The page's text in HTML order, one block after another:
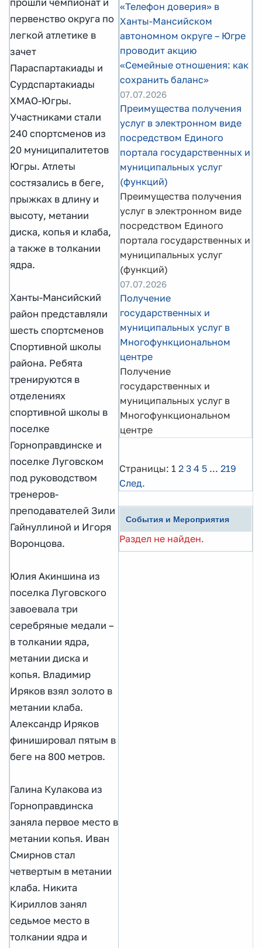
прошли чемпионат и
первенство округа по
легкой атлетике в
зачет
Параспартакиады и
Сурдспартакиады
ХМАО-Югры.
Участниками стали
240 спортсменов из
20 муниципалитетов
Югры. Атлеты
состязались в беге,
прыжках в длину и
высоту, метании
диска, копья и клаба,
а также в толкании
ядра.
Ханты-Мансийский
район представляли
шесть спортсменов
Спортивной школы
района. Ребята
тренируются в
отделениях
спортивной школы в
поселке
Горноправдинске и
поселке Луговском
под руководством
тренеров-
преподавателей Зили
Гайнуллиной и Игоря
Воронцова.
Юлия Акиншина из
поселка Луговского
завоевала три
серебряные медали –
в толкании ядра,
метании диска и
копья. Владимир
Иряков взял золото в
метании клаба.
Александр Иряков
финишировал пятым в
беге на 800 метров.
Галина Кулакова из
Горноправдинска
заняла первое место в
метании копья. Иван
Смирнов стал
четвертым в метании
клаба. Никита
Кириллов занял
седьмое место в
толкании ядра и
«Телефон доверия» в
Ханты-Мансийском
автономном округе – Югре
проводит акцию
«Семейные отношения: как
сохранить баланс»
07.07.2026
Преимущества получения
услуг в электронном виде
посредством Единого
портала государственных и
муниципальных услуг
(функций)
Преимущества получения
услуг в электронном виде
посредством Единого
портала государственных и
муниципальных услуг
(функций)
07.07.2026
Получение
государственных и
муниципальных услуг в
Многофункциональном
центре
Получение
государственных и
муниципальных услуг в
Многофункциональном
центре
Страницы: 1 2 3 4 5 ... 219
След.
События и Мероприятия
Раздел не найден.